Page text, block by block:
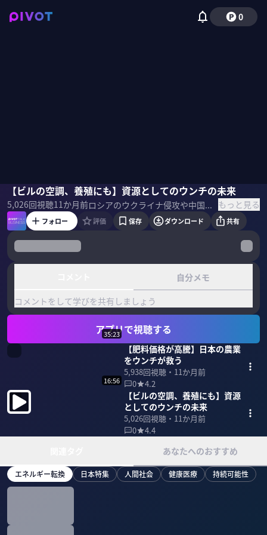
0
【ビルの空調、養殖にも】資源としてのウンチの未来
5,026回視聴11か月前 ロシアのウクライナ侵攻や中国の禁輸措置で肥料が高騰する中、実は我々の「ウンチ」が資源として注目されている。リンなどを豊富に含む「ウンチ」には、どのような活用の可能性があるのか？農業ジャーナリストの山口亮子氏に聞いた。 ＜参考書籍＞ ウンコノミクス もっと見る
山口亮子磯貝初奈
フォロー 評価 保存 ダウンロード 共有
自分メモ
コメントをして学びを共有しましょう
アプリで視聴する
35:23
【肥料価格が高騰】日本の農業
をウンチが救う
5,938回視聴・ 11か月前
0
4.2
16:56
【ビルの空調、養殖にも】資源
としてのウンチの未来
5,026回視聴・ 11か月前
0
4.4
あなたへのおすすめ
エネルギー転換 日本特集 人間社会 健康医療 持続可能性